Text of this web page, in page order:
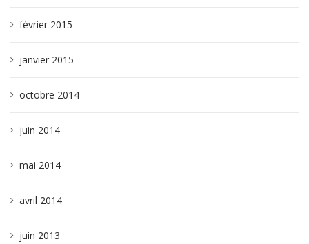
février 2015
janvier 2015
octobre 2014
juin 2014
mai 2014
avril 2014
juin 2013